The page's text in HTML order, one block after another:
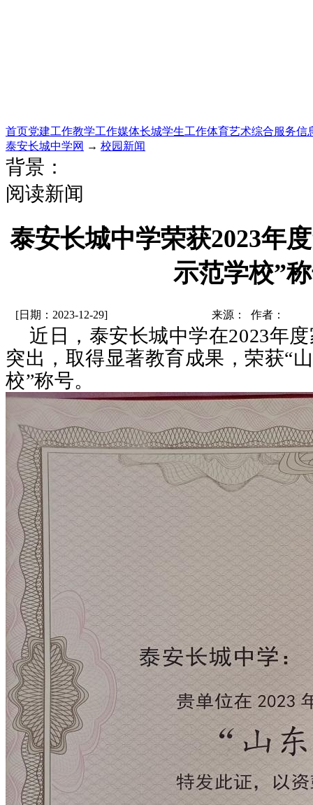
首页党建工作教学工作媒体长城学生工作体育艺术综合服务信
泰安长城中学网 → 校园新闻
背景：
阅读新闻
泰安长城中学荣获2023年
示范学校”
[日期：2023-12-29] 来源： 作者：
近日，泰安长城中学在2023年
突出，取得显著教育成果，荣获“
校”称号。